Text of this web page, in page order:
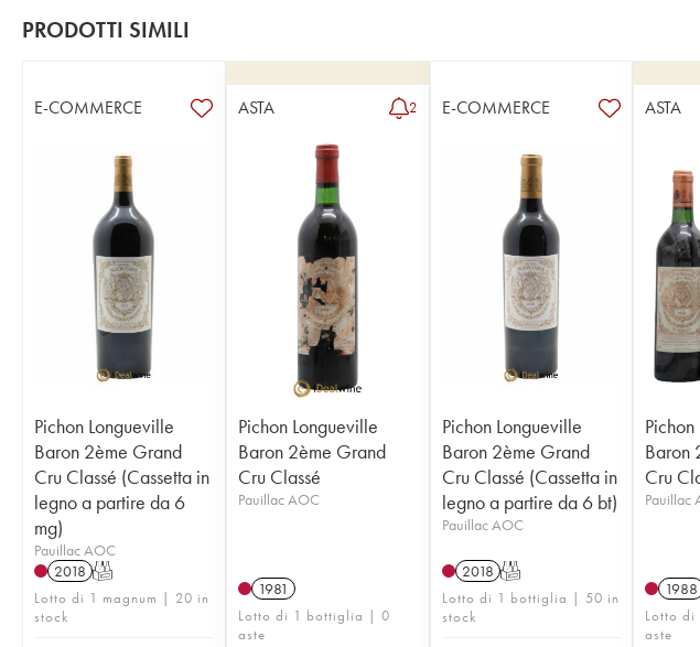
PRODOTTI SIMILI
E-COMMERCE
Pichon Longueville
Baron 2ème Grand
Cru Classé (Cassetta in
legno a partire da 6
mg)
Pauillac AOC
2018 T
Lotto di 1 magnum | 20 in
stock
ASTA 2
Pichon Longueville
Baron 2ème Grand
Cru Classé
Pauillac AOC
1981
Lotto di 1 bottiglia | 0
aste
E-COMMERCE
Pichon Longueville
Baron 2ème Grand
Cru Classé (Cassetta in
legno a partire da 6 bt)
Pauillac AOC
2018 T
Lotto di 1 bottiglia | 50 in
stock
ASTA
Baron
Cru
Pauillac
1988
Lotto
aste